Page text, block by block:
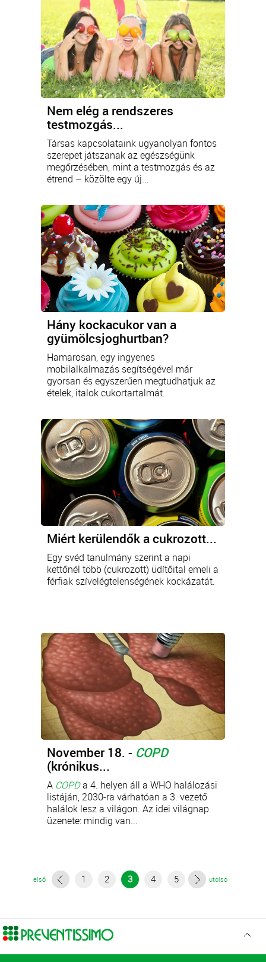
Nem elég a rendszeres
testmozgás...
Társas kapcsolataink ugyanolyan fontos
szerepet játszanak az egészségünk
megőrzésében, mint a testmozgás és az
étrend – közölte egy új...
Hány kockacukor van a
gyümölcsjoghurtban?
Hamarosan, egy ingyenes
mobilalkalmazás segítségével már
gyorsan és egyszerűen megtudhatjuk az
ételek, italok cukortartalmát.
Miért kerülendők a cukrozott...
Egy svéd tanulmány szerint a napi
kettőnél több (cukrozott) üdítőital emeli a
férfiak szívelégtelenségének kockázatát.
November 18. - COPD
(krónikus...
A COPDa 4. helyen áll a WHO halálozási
listáján, 2030-ra várhatóan a 3. vezető
halálok lesz a világon. Az idei világnap
üzenete: mindig van...
első 1 2 3 4 5 utolsó
elejére